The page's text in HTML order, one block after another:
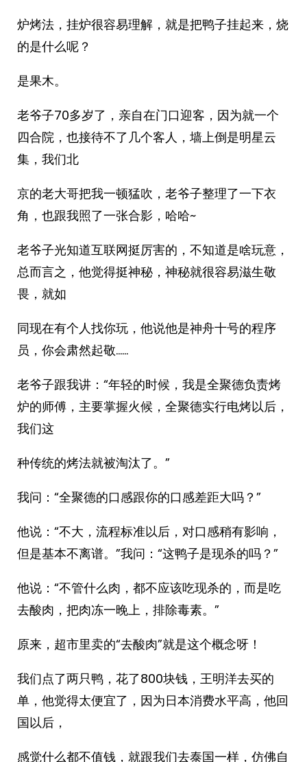
炉烤法，挂炉很容易理解，就是把鸭子挂起来，烧
的是什么呢？
是果木。
老爷子70多岁了，亲自在门口迎客，因为就一个
四合院，也接待不了几个客人，墙上倒是明星云
集，我们北
京的老大哥把我一顿猛吹，老爷子整理了一下衣
角，也跟我照了一张合影，哈哈~
老爷子光知道互联网挺厉害的，不知道是啥玩意，
总而言之，他觉得挺神秘，神秘就很容易滋生敬
畏，就如
同现在有个人找你玩，他说他是神舟十号的程序
员，你会肃然起敬……
老爷子跟我讲：“年轻的时候，我是全聚德负责烤
炉的师傅，主要掌握火候，全聚德实行电烤以后，
我们这
种传统的烤法就被淘汰了。”
我问：“全聚德的口感跟你的口感差距大吗？”
他说：“不大，流程标准以后，对口感稍有影响，
但是基本不离谱。”我问：“这鸭子是现杀的吗？”
他说：“不管什么肉，都不应该吃现杀的，而是吃
去酸肉，把肉冻一晚上，排除毒素。”
原来，超市里卖的“去酸肉”就是这个概念呀！
我们点了两只鸭，花了800块钱，王明洋去买的
单，他觉得太便宜了，因为日本消费水平高，他回
国以后，
感觉什么都不值钱，就跟我们去泰国一样，仿佛自